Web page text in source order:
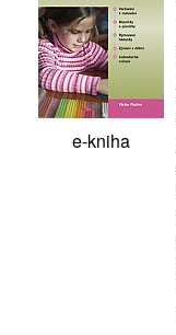
e-kniha